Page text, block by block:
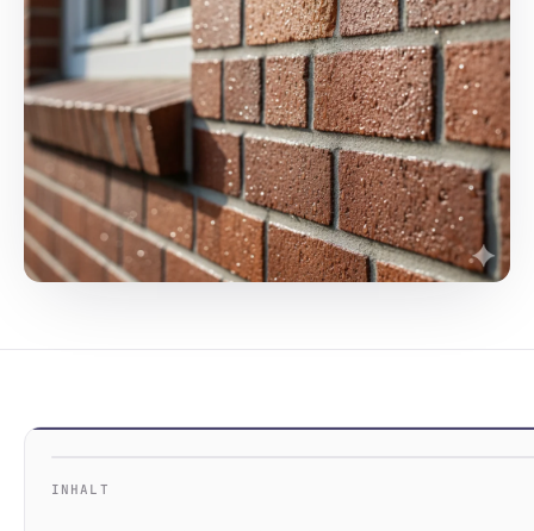
INHALT